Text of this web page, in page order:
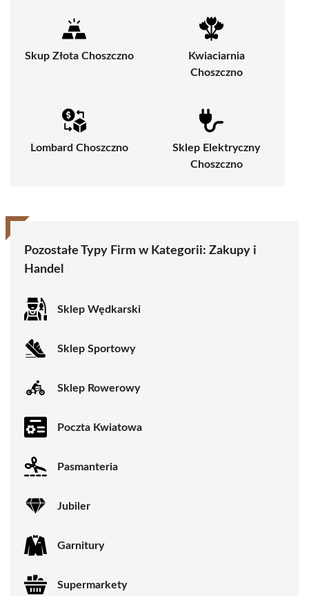
Skup Złota Choszczno
Kwiaciarnia
Choszczno
Lombard Choszczno
Sklep Elektryczny
Choszczno
Pozostałe Typy Firm w Kategorii: Zakupy i
Handel
Sklep Wędkarski
Sklep Sportowy
Sklep Rowerowy
Poczta Kwiatowa
Pasmanteria
Jubiler
Garnitury
Supermarkety